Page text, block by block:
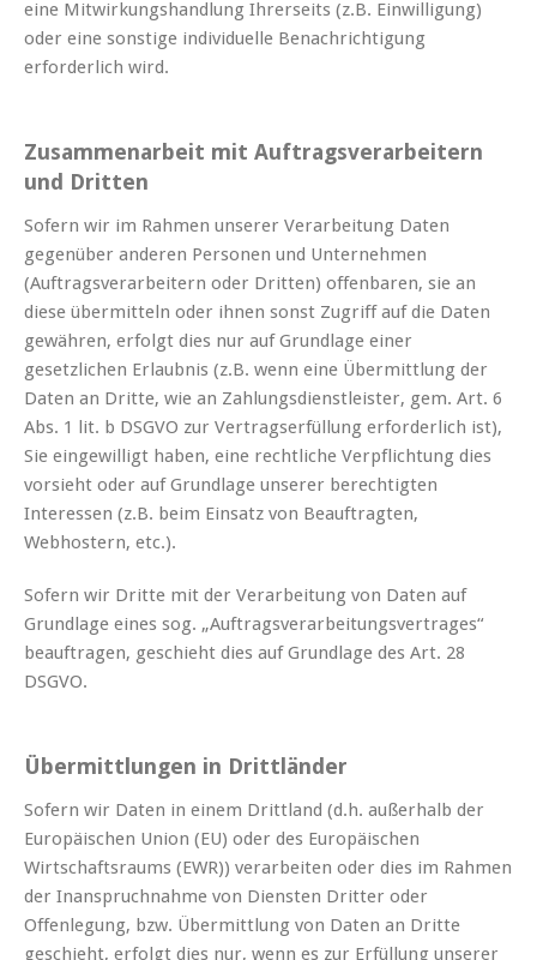
eine Mitwirkungshandlung Ihrerseits (z.B. Einwilligung)
oder eine sonstige individuelle Benachrichtigung
erforderlich wird.
Zusammenarbeit mit Auftragsverarbeitern
und Dritten
Sofern wir im Rahmen unserer Verarbeitung Daten
gegenüber anderen Personen und Unternehmen
(Auftragsverarbeitern oder Dritten) offenbaren, sie an
diese übermitteln oder ihnen sonst Zugriff auf die Daten
gewähren, erfolgt dies nur auf Grundlage einer
gesetzlichen Erlaubnis (z.B. wenn eine Übermittlung der
Daten an Dritte, wie an Zahlungsdienstleister, gem. Art. 6
Abs. 1 lit. b DSGVO zur Vertragserfüllung erforderlich ist),
Sie eingewilligt haben, eine rechtliche Verpflichtung dies
vorsieht oder auf Grundlage unserer berechtigten
Interessen (z.B. beim Einsatz von Beauftragten,
Webhostern, etc.).
Sofern wir Dritte mit der Verarbeitung von Daten auf
Grundlage eines sog. „Auftragsverarbeitungsvertrages“
beauftragen, geschieht dies auf Grundlage des Art. 28
DSGVO.
Übermittlungen in Drittländer
Sofern wir Daten in einem Drittland (d.h. außerhalb der
Europäischen Union (EU) oder des Europäischen
Wirtschaftsraums (EWR)) verarbeiten oder dies im Rahmen
der Inanspruchnahme von Diensten Dritter oder
Offenlegung, bzw. Übermittlung von Daten an Dritte
geschieht, erfolgt dies nur, wenn es zur Erfüllung unserer